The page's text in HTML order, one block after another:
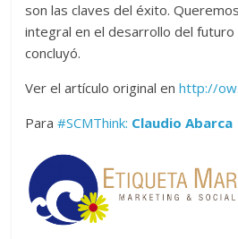
son las claves del éxito.
integral en el desarrollo del futuro
concluyó.
Ver el artículo original enhttp://
Para#SCMThink: Claudio Abarca